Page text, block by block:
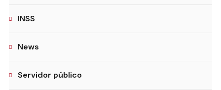
INSS
News
Servidor público